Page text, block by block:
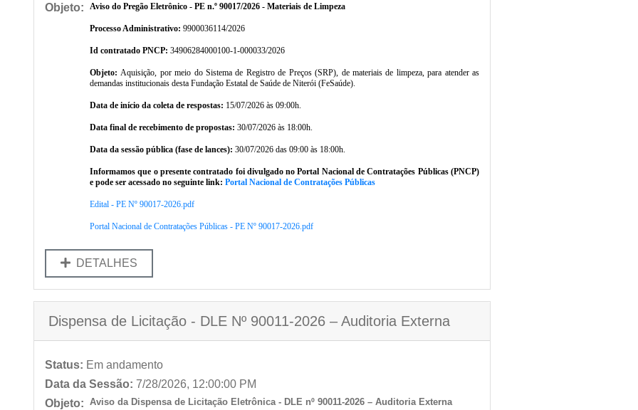
Objeto:
Aviso do Pregão Eletrônico - PE n.º 90017/2026 - Materiais de Limpeza
Processo Administrativo: 9900036114/2026
Id contratado PNCP: 34906284000100-1-000033/2026
Objeto:Aquisição, por meio do Sistema de Registro de Preços (SRP), de materiais de limpeza, para atender as
demandas institucionais desta Fundação Estatal de Saúde de Niterói (FeSaúde).
Data de início da coleta de respostas: 15/07/2026 às 09:00h.
Data final de recebimento de propostas: 30/07/2026 às 18:00h.
Data da sessão pública (fase de lances): 30/07/2026 das 09:00 às 18:00h.
Informamos que o presente contratado foi divulgado no Portal Nacional de Contratações Públicas (PNCP)
e pode ser acessado no seguinte link: Portal Nacional de Contratações Públicas
Edital - PE Nº 90017-2026.pdf
Portal Nacional de Contratações Públicas - PE Nº 90017-2026.pdf
DETALHES
Dispensa de Licitação - DLE Nº 90011-2026 – Auditoria Externa
Status: Em andamento
Data da Sessão: 7/28/2026, 12:00:00 PM
Objeto: Aviso da Dispensa de Licitação Eletrônica - DLE nº 90011-2026 – Auditoria Externa